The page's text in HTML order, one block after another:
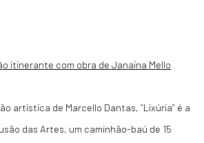
artística de Marcello Dantas, “Lixúria” é a
das Artes, um caminhão-baú de 15